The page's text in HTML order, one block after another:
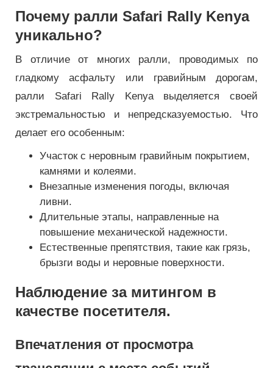
Почему ралли Safari Rally Kenya
уникально?
В отличие от многих ралли, проводимых по
гладкому асфальту или гравийным дорогам,
ралли Safari Rally Kenya выделяется своей
экстремальностью и непредсказуемостью. Что
делает его особенным:
Участок с неровным гравийным покрытием,
камнями и колеями.
Внезапные изменения погоды, включая
ливни.
Длительные этапы, направленные на
повышение механической надежности.
Естественные препятствия, такие как грязь,
брызги воды и неровные поверхности.
Наблюдение за митингом в
качестве посетителя.
Впечатления от просмотра